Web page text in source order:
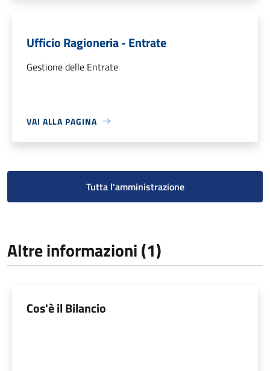
Ufficio Ragioneria - Entrate
Gestione delle Entrate
VAI ALLA PAGINA
Tutta l'amministrazione
Altre informazioni (1)
Cos'è il Bilancio